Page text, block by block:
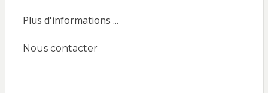
Plus d'informations ...
Nous contacter